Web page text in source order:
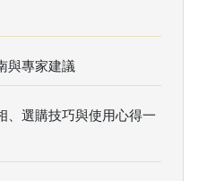
與專家建議
、選購技巧與使用心得一